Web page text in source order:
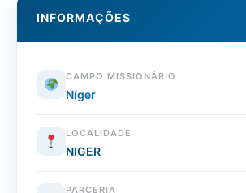
INFORMAÇÕES
CAMPO MISSIONÁRIO
Níger
LOCALIDADE
NIGER
PARCERIA